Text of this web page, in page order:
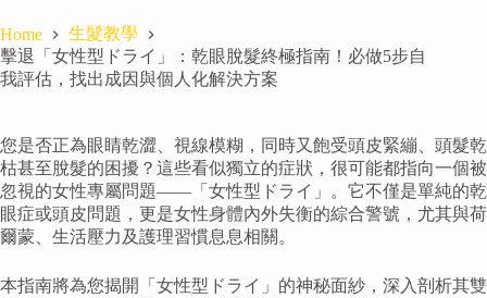
Home
生髮教學
擊退「女性型ドライ」：乾眼脫髮終極指南！必做5步自
我評估，找出成因與個人化解決方案
您是否正為眼睛乾澀、視線模糊，同時又飽受頭皮緊繃、頭髮乾
枯甚至脫髮的困擾？這些看似獨立的症狀，很可能都指向一個被
忽視的女性專屬問題——「女性型ドライ」。它不僅是單純的乾
眼症或頭皮問題，更是女性身體內外失衡的綜合警號，尤其與荷
爾蒙、生活壓力及護理習慣息息相關。
本指南將為您揭開「女性型ドライ」的神秘面紗，深入剖析其雙